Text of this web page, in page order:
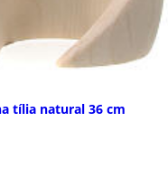
tília natural 36 cm